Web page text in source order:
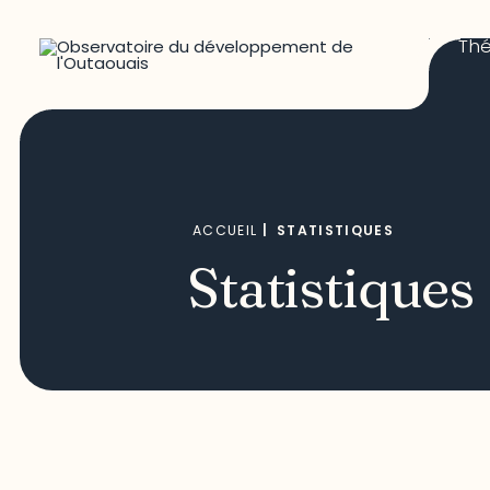
ACCUEIL STATISTIQUES
Statistiques